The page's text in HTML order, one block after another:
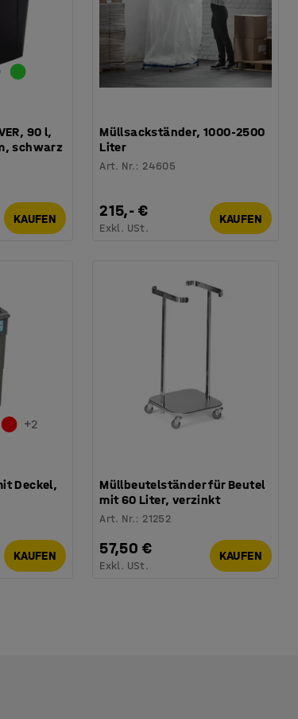
90 l,
schwarz
KAUFEN
Müllsackständer, 1000-2500
Liter
Art. Nr.: 24605
215,- €
Exkl. USt.
KAUFEN
+2
Deckel,
KAUFEN
Müllbeutelständer für Beutel
mit 60 Liter, verzinkt
Art. Nr.: 21252
57,50 €
Exkl. USt.
KAUFEN